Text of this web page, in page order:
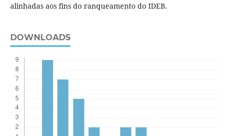
alinhadas aos fins do ranqueamento do IDEB.
DOWNLOADS